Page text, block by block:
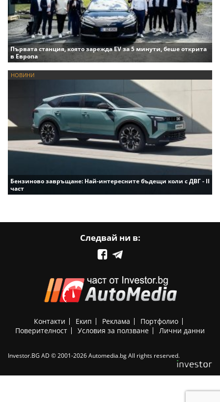
Първата станция, която зарежда EV за 5 минути, беше открита
в Европа
НОВИНИ
Бензиново завръщане: Най-интересните бъдещи коли с ДВГ - II
част
Следвай ни в:
Контакти Екип Реклама
Портфолио
Поверителност
Условия за ползване Лични данни
Investor.BG AD © 2001-2026 Automedia.bg All rights reserved.